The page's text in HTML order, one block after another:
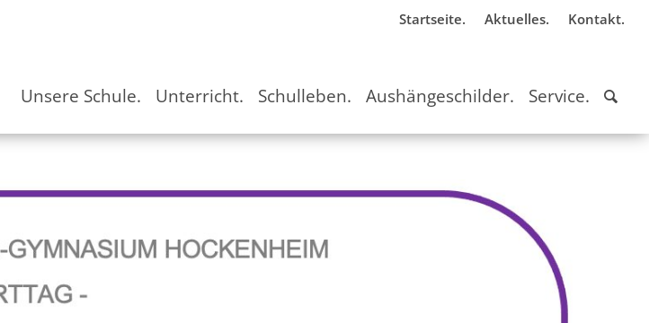
Startseite. Aktuelles. Kontakt.
Unsere Schule. Unterricht. Schulleben. Aushängeschilder. Service.